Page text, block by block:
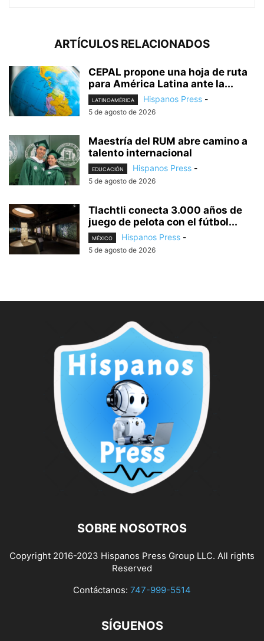
ARTÍCULOS RELACIONADOS
CEPAL propone una hoja de ruta
para América Latina ante la...
LATINOAMÉRICA Hispanos Press -
5 de agosto de 2026
Maestría del RUM abre camino a
talento internacional
EDUCACIÓN Hispanos Press -
5 de agosto de 2026
Tlachtli conecta 3.000 años de
juego de pelota con el fútbol...
MÉXICO Hispanos Press -
5 de agosto de 2026
SOBRE NOSOTROS
Copyright 2016-2023 Hispanos Press Group LLC. All rights
Reserved
Contáctanos: 747-999-5514
SÍGUENOS